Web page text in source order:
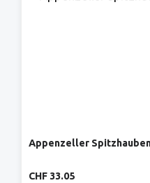
Appenzeller
Regulärer Preis:
CHF 33.05